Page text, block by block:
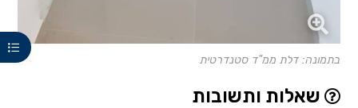
בתמונה: דלת ממ"ד סטנדרטית
שאלות ותשובות